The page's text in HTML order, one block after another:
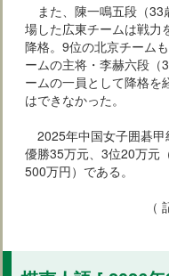
また、陳一鳴五段（33
場した広東チームは戦力
降格。9位の北京チーム
ームの主将・李赫六段（
ームの一員として降格を
はできなかった。
2025年中国女子囲碁甲
優勝35万元、3位20万元
500万円）である。
（